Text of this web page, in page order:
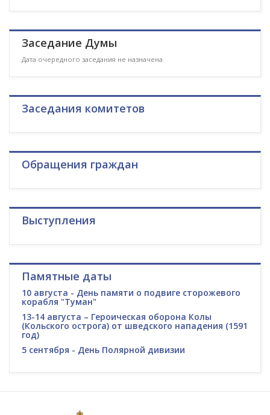
Заседание Думы
Дата очередного заседания не назначена
Заседания комитетов
Обращения граждан
Выступления
Памятные даты
10 августа - День памяти о подвиге сторожевого
корабля "Туман"
13-14 августа – Героическая оборона Колы
(Кольского острога) от шведского нападения (1591
год)
5 сентября - День Полярной дивизии